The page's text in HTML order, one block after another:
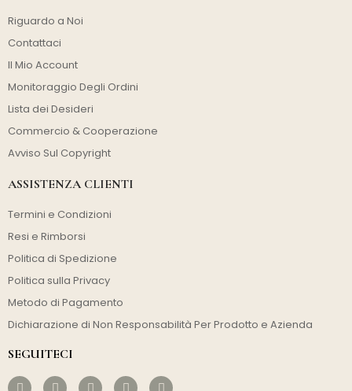
Riguardo a Noi
Contattaci
Il Mio Account
Monitoraggio Degli Ordini
Lista dei Desideri
Commercio & Cooperazione
Avviso Sul Copyright
ASSISTENZA CLIENTI
Termini e Condizioni
Resi e Rimborsi
Politica di Spedizione
Politica sulla Privacy
Metodo di Pagamento
Dichiarazione di Non Responsabilità Per Prodotto e Azienda
SEGUITECI